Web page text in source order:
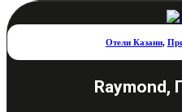
Отели Казани,
Raymond,